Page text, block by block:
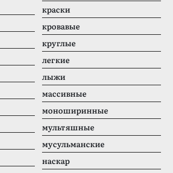
краски
кровавые
круглые
легкие
лыжи
массивные
моноширинные
мультяшные
мусульманские
наскар